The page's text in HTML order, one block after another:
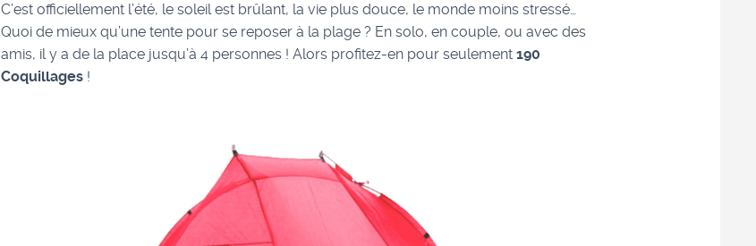
C’est officiellement l’été, le soleil est brûlant, la vie plus douce, le monde moins stressé…
Quoi de mieux qu’une tente pour se reposer à la plage ? En solo, en couple, ou avec des
amis, il y a de la place jusqu’à 4 personnes ! Alors profitez-en pour seulement 190
Coquillages!